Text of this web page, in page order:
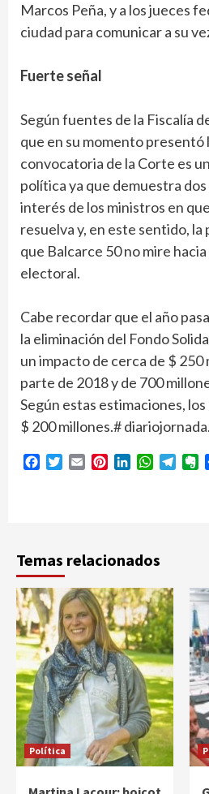
Marcos Peña, y a los jueces
ciudad para comunicar a su
Fuerte señal
Según fuentes de la Fiscalía
que en su momento presentó
convocatoria de la Corte es
política ya que demuestra
interés de los ministros en
resuelva y, en este sentido,
que Balcarce 50 no mire
electoral.
Cabe recordar que el año
la eliminación del Fondo
un impacto de cerca de $ 250
parte de 2018 y de 700
Según estas estimaciones,
$ 200 millones.#
Facebook
Twitter
Email PinterestLinkedIn
Temas relacionados
Política